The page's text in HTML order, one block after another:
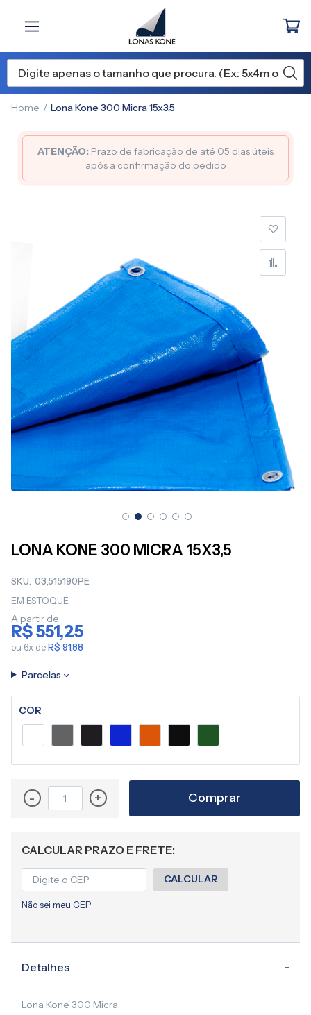
Home Lona Kone 300 Micra 15x3,5
ATENÇÃO: Prazo de fabricação de até 05 dias úteis
após a confirmação do pedido
para
da
Galeria
de
imagens
LONA KONE 300 MICRA 15X3,5
SKU 03,515190PE
EM ESTOQUE
A partir de
R$ 551,25
ou 6x deR$ 91,88
Parcelas
COR
- + Comprar
CALCULAR PRAZO E FRETE:
CALCULAR
Não sei meu CEP
Detalhes
Lona Kone 300 Micra